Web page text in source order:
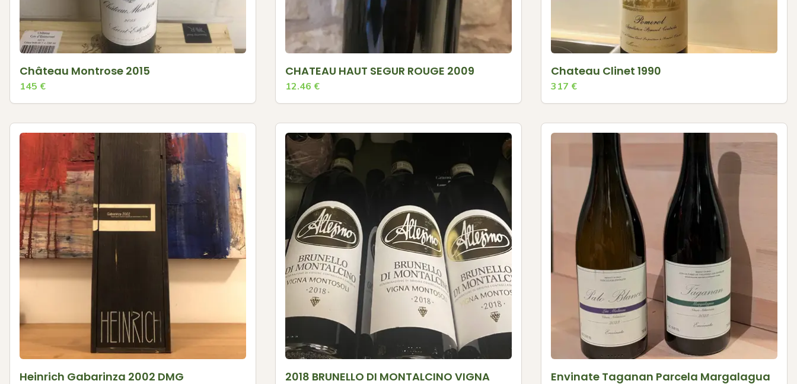
Château Montrose 2015
145 €
CHATEAU HAUT SEGUR ROUGE 2009
12.46 €
Chateau Clinet 1990
317 €
Heinrich Gabarinza 2002 DMG 2018 BRUNELLO DI MONTALCINO VIGNA Envinate Taganan Parcela Margalagua